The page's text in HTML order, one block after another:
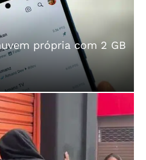
própria com 2 GB